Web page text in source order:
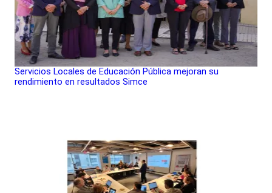
Servicios Locales de Educación Pública mejoran su
rendimiento en resultados Simce